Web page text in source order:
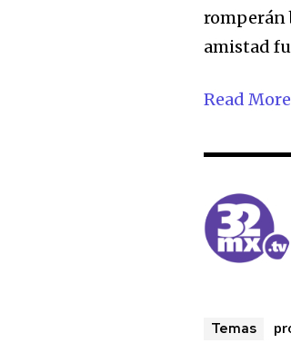
romperán
amistad
Read More
Temas